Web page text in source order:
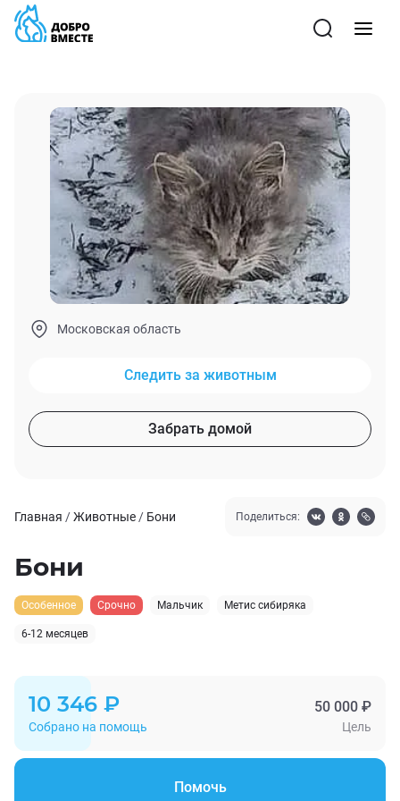
Московская область
Следить за животным
Забрать домой
Главная /Животные / Бони Поделиться:
Бони
Особенное Срочно Мальчик Метис сибиряка
6-12 месяцев
10 346 ₽ 50 000 ₽
Собрано на помощь Цель
Помочь